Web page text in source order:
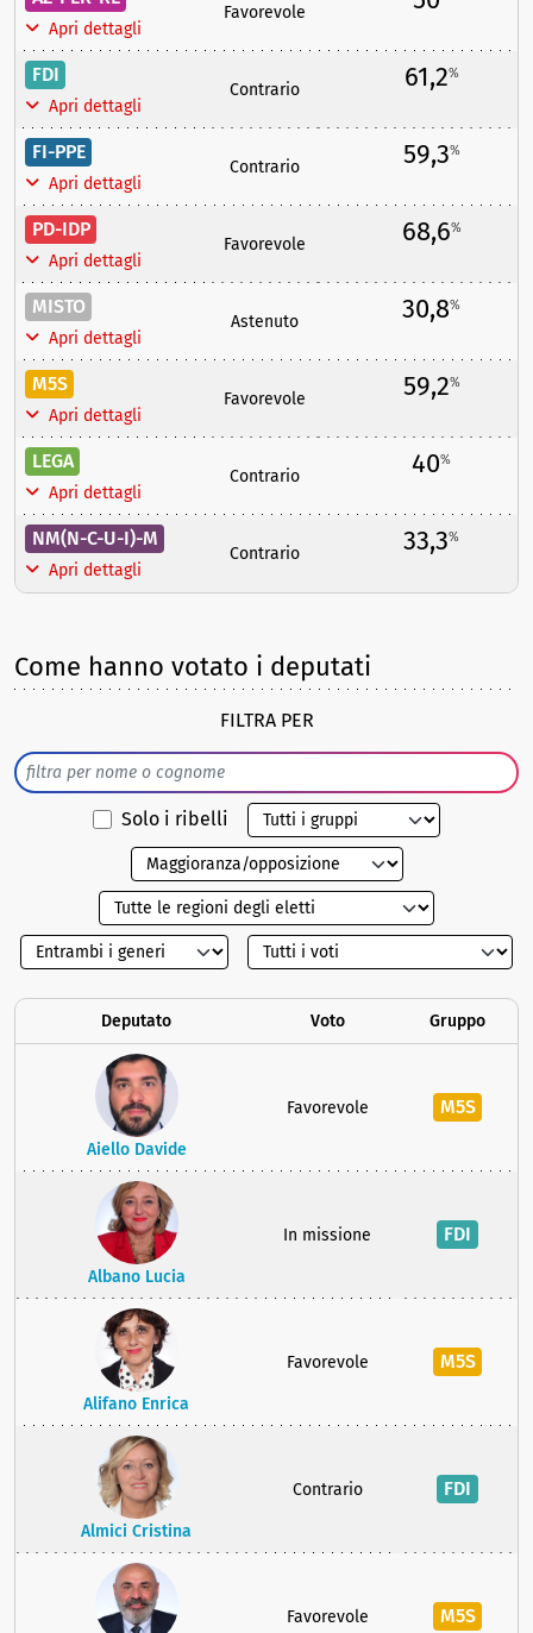
Apri dettagli
Favorevole
FDI
Apri dettagli
Contrario 61,2%
FI-PPE
Apri dettagli
Contrario 59,3%
PD-IDP
Apri dettagli
Favorevole 68,6%
MISTO
Apri dettagli
Astenuto 30,8%
M5S
Apri dettagli
Favorevole 59,2%
LEGA
Apri dettagli
Contrario 40%
NM(N-C-U-I)-M
Apri dettagli
Contrario 33,3%
Come hanno votato i deputati
FILTRA PER
Solo i ribelli
Deputato Voto Gruppo
Aiello Davide
Favorevole M5S
Albano Lucia
In missione FDI
Alifano Enrica
Favorevole M5S
Almici Cristina
Contrario FDI
Favorevole M5S